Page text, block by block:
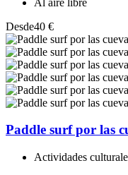
Desde40 €
Paddle surf por las
Actividades